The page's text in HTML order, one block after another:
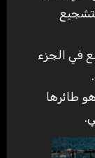
لتشجيع
في الجزء
طائرها